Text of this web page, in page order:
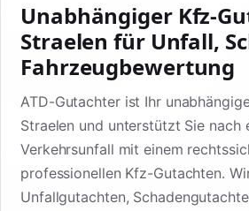
Unabhängiger Kfz-
Straelen für Unfall,
Fahrzeugbewertung
ATD-Gutachter ist Ihr
Straelen und unterstützt Sie nach
Verkehrsunfall mit einem
professionellen Kfz-Gutachten.
Unfallgutachten,